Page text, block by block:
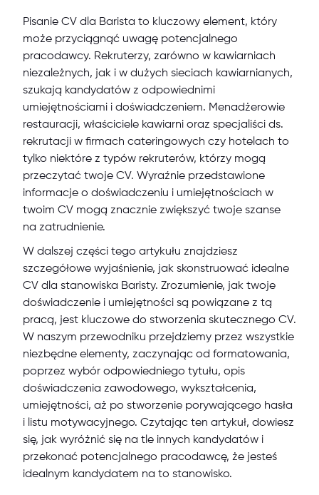
Pisanie CV dla Barista to kluczowy element, który
może przyciągnąć uwagę potencjalnego
pracodawcy. Rekruterzy, zarówno w kawiarniach
niezależnych, jak i w dużych sieciach kawiarnianych,
szukają kandydatów z odpowiednimi
umiejętnościami i doświadczeniem. Menadżerowie
restauracji, właściciele kawiarni oraz specjaliści ds.
rekrutacji w firmach cateringowych czy hotelach to
tylko niektóre z typów rekruterów, którzy mogą
przeczytać twoje CV. Wyraźnie przedstawione
informacje o doświadczeniu i umiejętnościach w
twoim CV mogą znacznie zwiększyć twoje szanse
na zatrudnienie.
W dalszej części tego artykułu znajdziesz
szczegółowe wyjaśnienie, jak skonstruować idealne
CV dla stanowiska Baristy. Zrozumienie, jak twoje
doświadczenie i umiejętności są powiązane z tą
pracą, jest kluczowe do stworzenia skutecznego CV.
W naszym przewodniku przejdziemy przez wszystkie
niezbędne elementy, zaczynając od formatowania,
poprzez wybór odpowiedniego tytułu, opis
doświadczenia zawodowego, wykształcenia,
umiejętności, aż po stworzenie porywającego hasła
i listu motywacyjnego. Czytając ten artykuł, dowiesz
się, jak wyróżnić się na tle innych kandydatów i
przekonać potencjalnego pracodawcę, że jesteś
idealnym kandydatem na to stanowisko.